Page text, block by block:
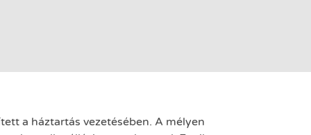
a háztartás vezetésében. A mélyen